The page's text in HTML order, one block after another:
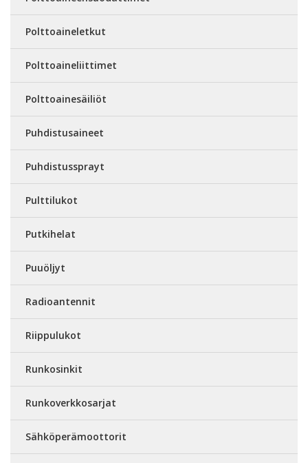
Polttoaineletkut
Polttoaineliittimet
Polttoainesäiliöt
Puhdistusaineet
Puhdistussprayt
Pulttilukot
Putkihelat
Puuöljyt
Radioantennit
Riippulukot
Runkosinkit
Runkoverkkosarjat
Sähköperämoottorit